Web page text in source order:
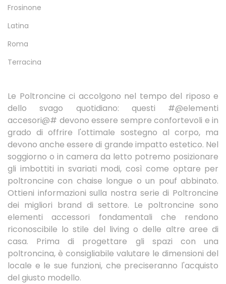
Frosinone
Latina
Roma
Terracina
Le Poltroncine ci accolgono nel tempo del riposo e
dello svago quotidiano: questi #@elementi
accesori@# devono essere sempre confortevoli e in
grado di offrire l'ottimale sostegno al corpo, ma
devono anche essere di grande impatto estetico. Nel
soggiorno o in camera da letto potremo posizionare
gli imbottiti in svariati modi, così come optare per
poltroncine con chaise longue o un pouf abbinato.
Ottieni informazioni sulla nostra serie di Poltroncine
dei migliori brand di settore. Le poltroncine sono
elementi accessori fondamentali che rendono
riconoscibile lo stile del living o delle altre aree di
casa. Prima di progettare gli spazi con una
poltroncina, è consigliabile valutare le dimensioni del
locale e le sue funzioni, che preciseranno l'acquisto
del giusto modello.